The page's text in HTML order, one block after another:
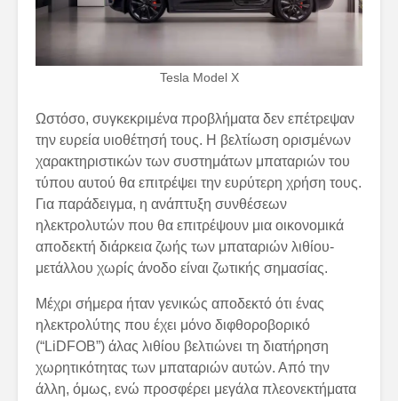
Tesla Model X
Ωστόσο, συγκεκριμένα προβλήματα δεν επέτρεψαν
την ευρεία υιοθέτησή τους. Η βελτίωση ορισμένων
χαρακτηριστικών των συστημάτων μπαταριών του
τύπου αυτού θα επιτρέψει την ευρύτερη χρήση τους.
Για παράδειγμα, η ανάπτυξη συνθέσεων
ηλεκτρολυτών που θα επιτρέψουν μια οικονομικά
αποδεκτή διάρκεια ζωής των μπαταριών λιθίου-
μετάλλου χωρίς άνοδο είναι ζωτικής σημασίας.
Μέχρι σήμερα ήταν γενικώς αποδεκτό ότι ένας
ηλεκτρολύτης που έχει μόνο διφθοροβορικό
(“LiDFOB”) άλας λιθίου βελτιώνει τη διατήρηση
χωρητικότητας των μπαταριών αυτών. Από την
άλλη, όμως, ενώ προσφέρει μεγάλα πλεονεκτήματα